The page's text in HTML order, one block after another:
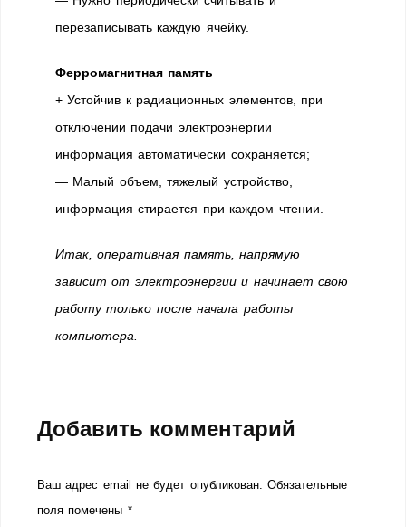
перезаписывать каждую ячейку.
Ферромагнитная память
+ Устойчив к радиационных элементов, при
отключении подачи электроэнергии
информация автоматически сохраняется;
— Малый объем, тяжелый устройство,
информация стирается при каждом чтении.
Итак, оперативная память, напрямую
зависит от электроэнергии и начинает свою
работу только после начала работы
компьютера.
Добавить комментарий
Ваш адрес email не будет опубликован. Обязательные
поля помечены *